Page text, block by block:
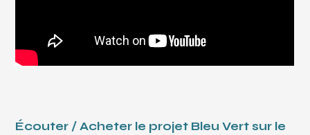
Écouter / Acheter le projet Bleu Vert sur le